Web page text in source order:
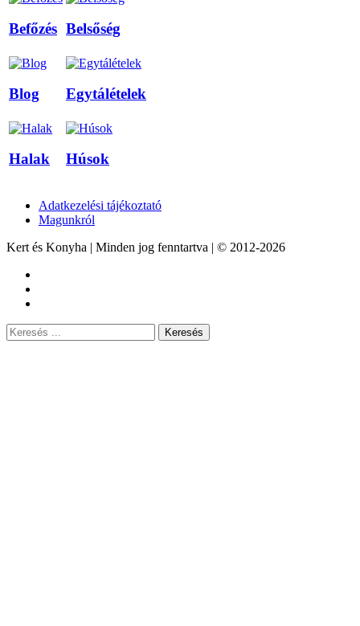
Befőzés Belsőség
Blog Egytálételek
Halak Húsok
Adatkezelési tájékoztató
Magunkról
Kert és Konyha | Minden jog fenntartva | © 2012-2026